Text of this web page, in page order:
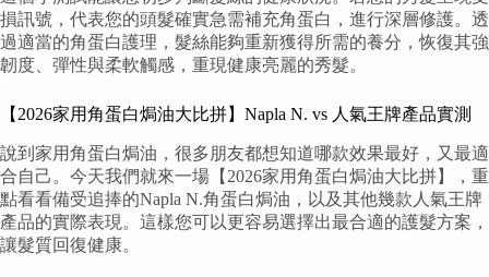
損訊號，代表您的頭髮確實急需補充角蛋白，進行深層修護。透
過適當的角蛋白護理，髮絲能夠重新獲得所需的養分，恢復其強
韌度、彈性與柔軟觸感，重現健康亮麗的秀髮。
【2026家用角蛋白焗油大比拼】Napla N. vs 人氣王牌產品實測
說到家用角蛋白焗油，很多朋友都想知道哪款效果最好，又最適
合自己。今天我們就來一場【2026家用角蛋白焗油大比拼】，重
點看看備受追捧的Napla N.角蛋白焗油，以及其他幾款人氣王牌
產品的實際表現。這樣您可以更容易選擇出最合適的護髮方案，
讓髮質回復健康。